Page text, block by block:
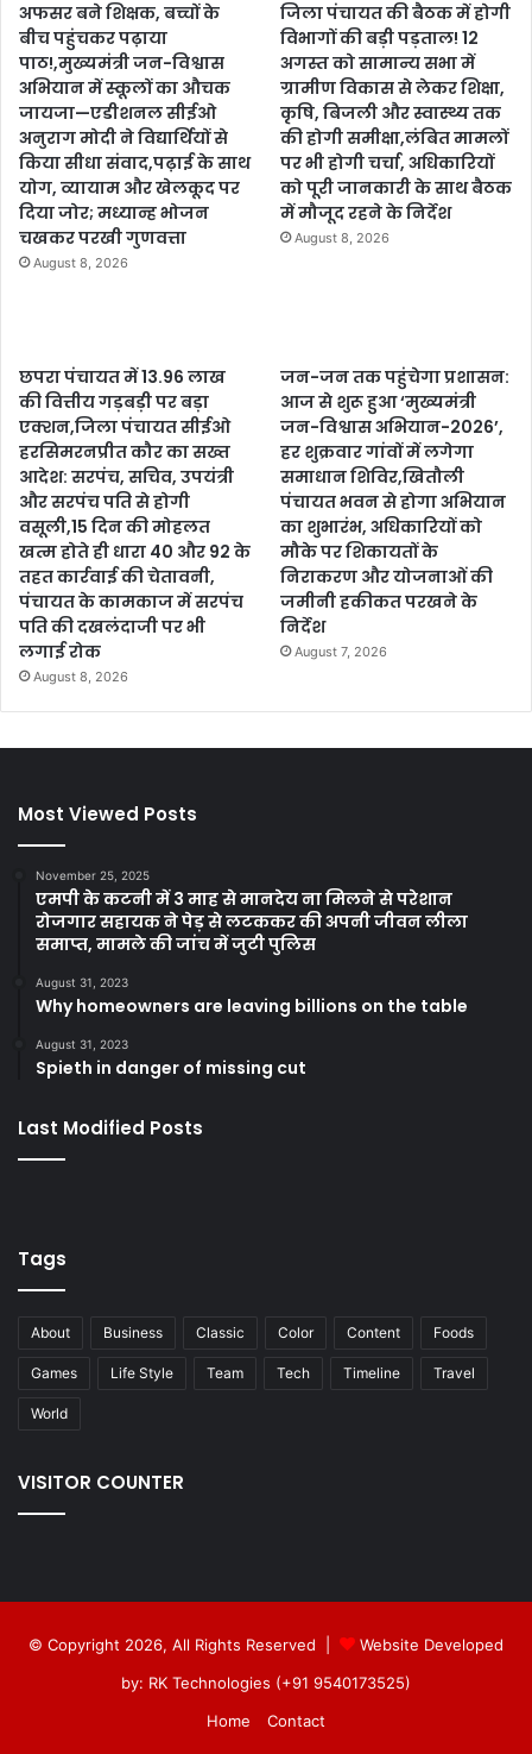
अफसर बने शिक्षक, बच्चों के
बीच पहुंचकर पढ़ाया
पाठ!,मुख्यमंत्री जन-विश्वास
अभियान में स्कूलों का औचक
जायजा—एडीशनल सीईओ
अनुराग मोदी ने विद्यार्थियों से
किया सीधा संवाद,पढ़ाई के साथ
योग, व्यायाम और खेलकूद पर
दिया जोर; मध्यान्ह भोजन
चखकर परखी गुणवत्ता
August 8, 2026
जिला पंचायत की बैठक में होगी
विभागों की बड़ी पड़ताल! 12
अगस्त को सामान्य सभा में
ग्रामीण विकास से लेकर शिक्षा,
कृषि, बिजली और स्वास्थ्य तक
की होगी समीक्षा,लंबित मामलों
पर भी होगी चर्चा, अधिकारियों
को पूरी जानकारी के साथ बैठक
में मौजूद रहने के निर्देश
August 8, 2026
छपरा पंचायत में 13.96 लाख
की वित्तीय गड़बड़ी पर बड़ा
एक्शन,जिला पंचायत सीईओ
हरसिमरनप्रीत कौर का सख्त
आदेश: सरपंच, सचिव, उपयंत्री
और सरपंच पति से होगी
वसूली,15 दिन की मोहलत
खत्म होते ही धारा 40 और 92 के
तहत कार्रवाई की चेतावनी,
पंचायत के कामकाज में सरपंच
पति की दखलंदाजी पर भी
लगाई रोक
August 8, 2026
जन-जन तक पहुंचेगा प्रशासन:
आज से शुरू हुआ ‘मुख्यमंत्री
जन-विश्वास अभियान-2026’,
हर शुक्रवार गांवों में लगेगा
समाधान शिविर,खितौली
पंचायत भवन से होगा अभियान
का शुभारंभ, अधिकारियों को
मौके पर शिकायतों के
निराकरण और योजनाओं की
जमीनी हकीकत परखने के
निर्देश
August 7, 2026
Most Viewed Posts
November 25, 2025
एमपी के कटनी में 3 माह से मानदेय ना मिलने से परेशान
रोजगार सहायक ने पेड़ से लटककर की अपनी जीवन लीला
समाप्त, मामले की जांच में जुटी पुलिस
August 31, 2023
Why homeowners are leaving billions on the table
August 31, 2023
Spieth in danger of missing cut
Last Modified Posts
Tags
About Business Classic Color Content Foods
Games Life Style Team Tech Timeline Travel
World
VISITOR COUNTER
© Copyright 2026, All Rights Reserved |
Website Developed
by: RK Technologies (+91 9540173525)
Home
Contact